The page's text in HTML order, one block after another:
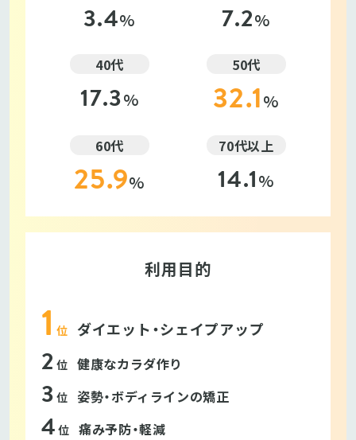
3.4% 7.2%
40代
17.3%
50代
32.1%
60代
25.9%
70代以上
14.1%
利用目的
位 ダイエット・シェイプアップ
位 健康なカラダ作り
位 姿勢・ボディラインの矯正
位 痛み予防・軽減